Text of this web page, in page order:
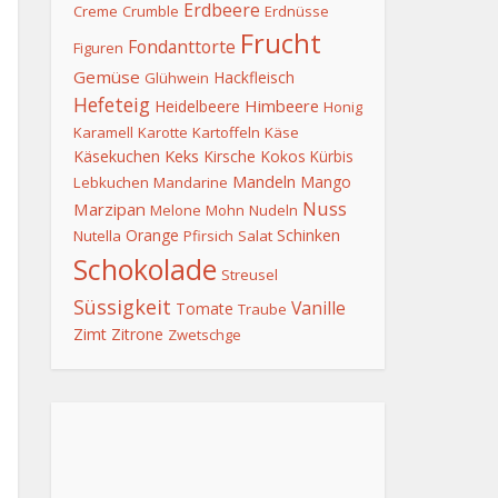
Creme Crumble Erdbeere Erdnüsse
Figuren Fondanttorte Frucht
Gemüse Glühwein Hackfleisch
Hefeteig Heidelbeere Himbeere Honig
Karamell Karotte Kartoffeln Käse
Käsekuchen Keks Kirsche Kokos Kürbis
Lebkuchen Mandarine Mandeln Mango
Marzipan Melone Mohn Nudeln Nuss
Nutella Orange Pfirsich Salat Schinken
Schokolade Streusel
Süssigkeit Tomate Traube Vanille
Zimt Zitrone Zwetschge